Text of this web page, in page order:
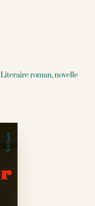
Literaire roman, novelle